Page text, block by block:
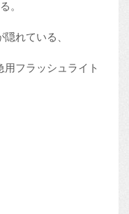
。
れている、
フラッシュライト